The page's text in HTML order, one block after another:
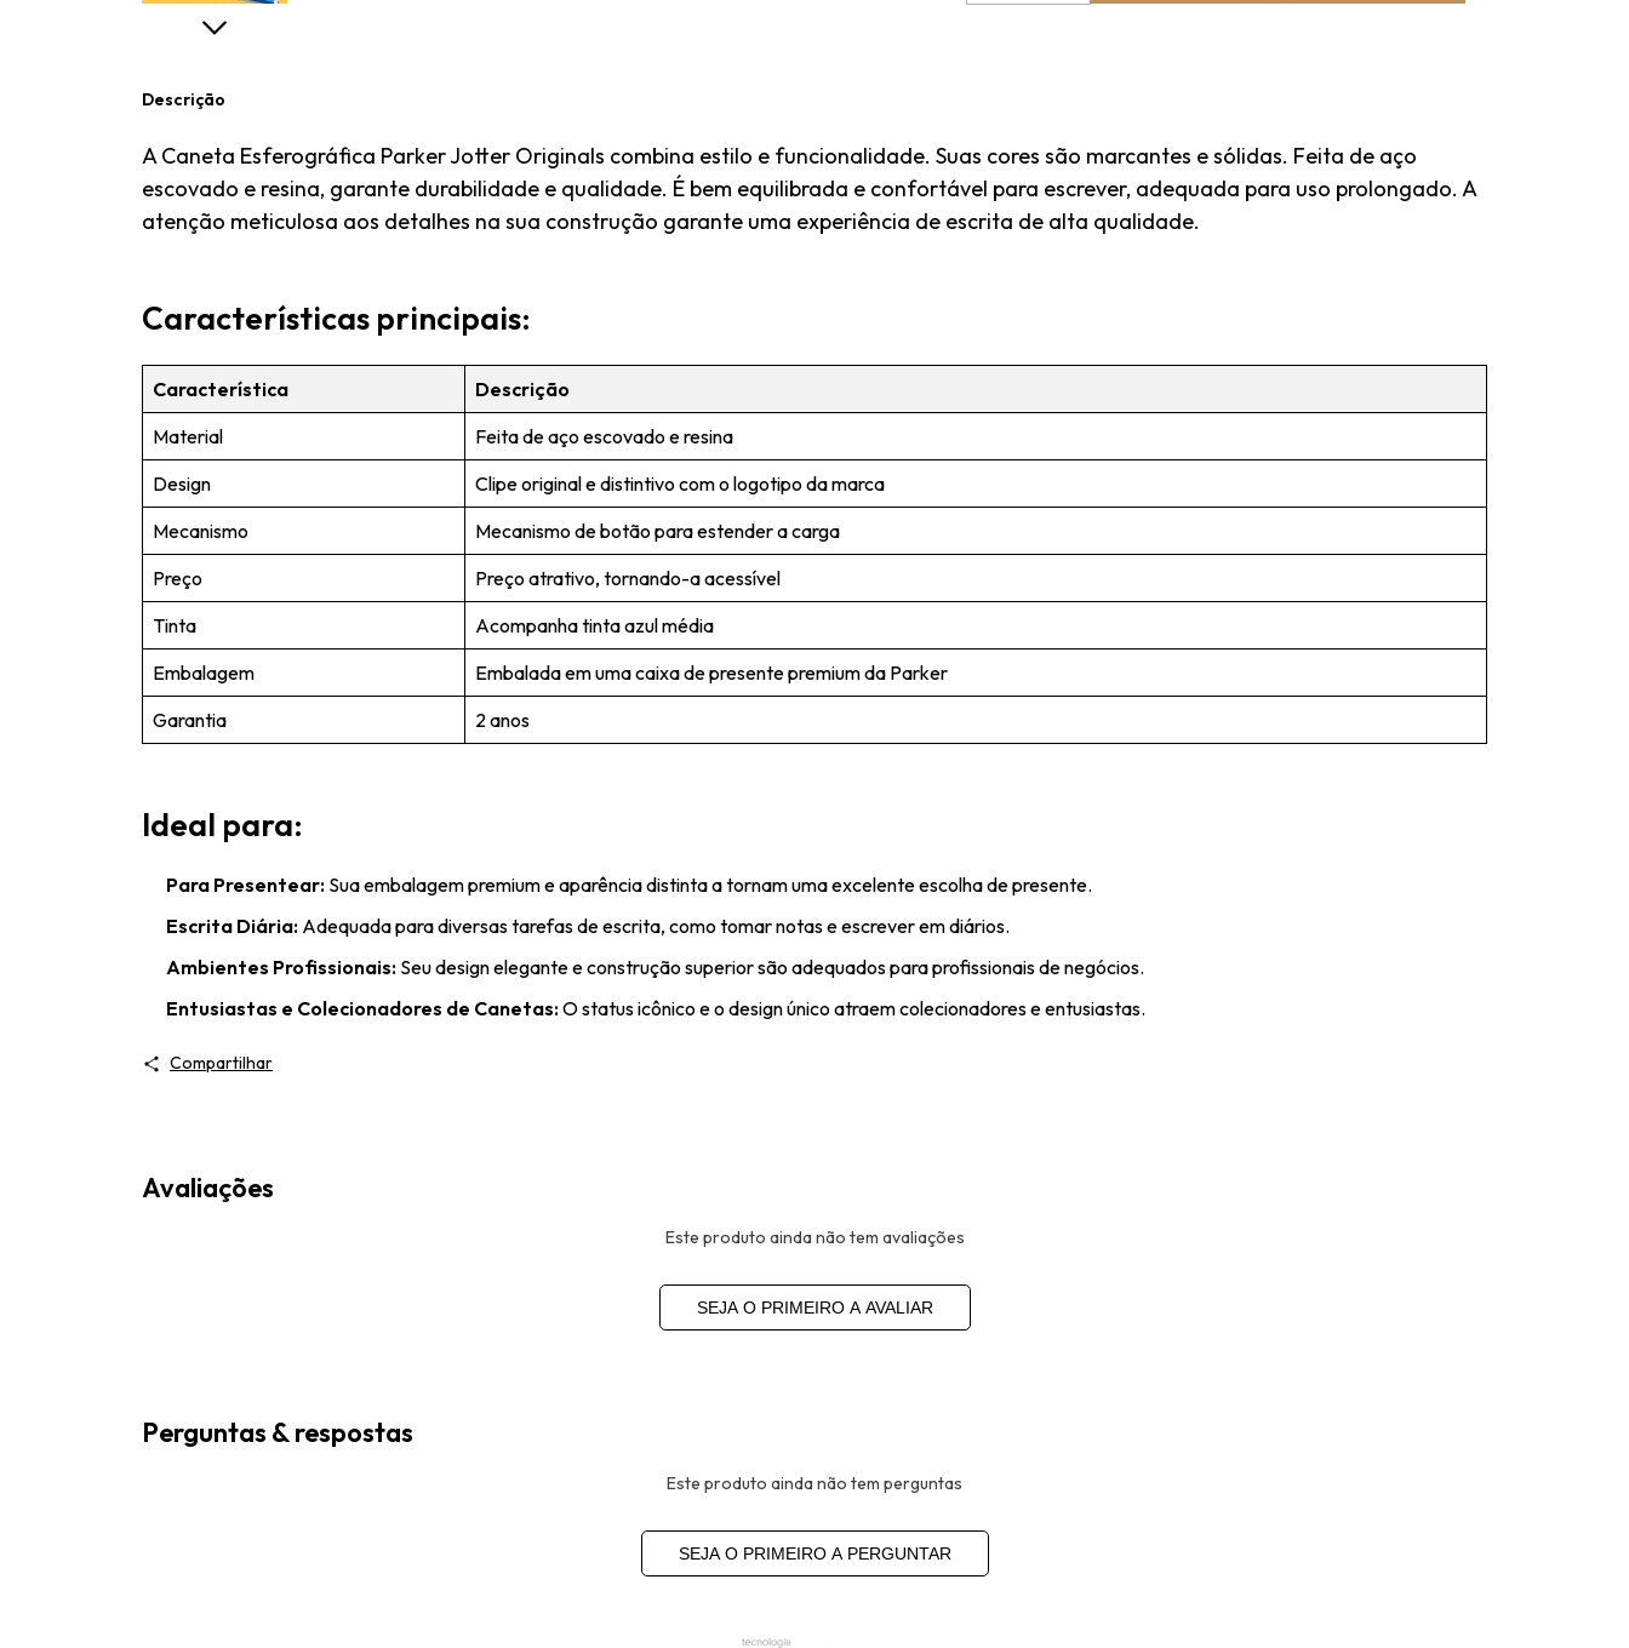
Descrição
A Caneta Esferográfica Parker Jotter Originals combina estilo e funcionalidade. Suas cores são marcantes e sólidas. Feita de aço
escovado e resina, garante durabilidade e qualidade. É bem equilibrada e confortável para escrever, adequada para uso prolongado. A
atenção meticulosa aos detalhes na sua construção garante uma experiência de escrita de alta qualidade.
Características principais:
Característica
Descrição
Material
Feita de aço escovado e resina
Design
Clipe original e distintivo com o logotipo da marca
Mecanismo
Mecanismo de botão para estender a carga
Preço
Preço atrativo, tornando-a acessível
Tinta
Acompanha tinta azul média
Embalagem
Embalada em uma caixa de presente premium da Parker
Garantia
2 anos
Ideal para:
Para Presentear: Sua embalagem premium e aparência distinta a tornam uma excelente escolha de presente.
Escrita Diária: Adequada para diversas tarefas de escrita, como tomar notas e escrever em diários.
Ambientes Profissionais: Seu design elegante e construção superior são adequados para profissionais de negócios.
Entusiastas e Colecionadores de Canetas:O status icônico e o design único atraem colecionadores e entusiastas.
Compartilhar
Avaliações
Este produto ainda não tem avaliações
SEJA O PRIMEIRO A AVALIAR
Perguntas & respostas
Este produto ainda não tem perguntas
SEJA O PRIMEIRO A PERGUNTAR